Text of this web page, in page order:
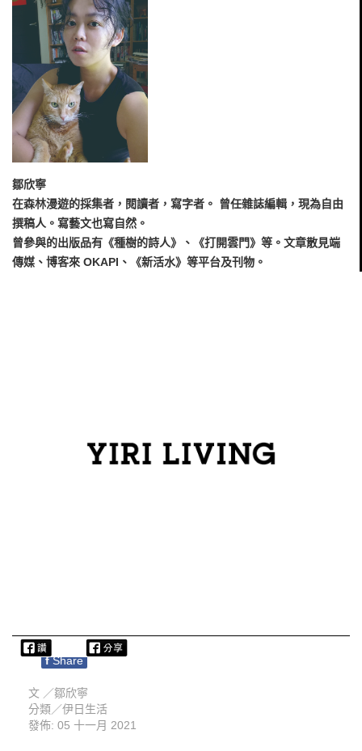
鄒欣寧
在森林漫遊的採集者，閱讀者，寫字者。 曾任雜誌編輯，現為自由
撰稿人。寫藝文也寫自然。
曾參與的出版品有《種樹的詩人》、《打開雲門》等。文章散見端
傳媒、博客來 OKAPI、《新活水》等平台及刊物。
f Share
文 ／鄒欣寧
分類／伊日生活
發佈: 05 十一月 2021